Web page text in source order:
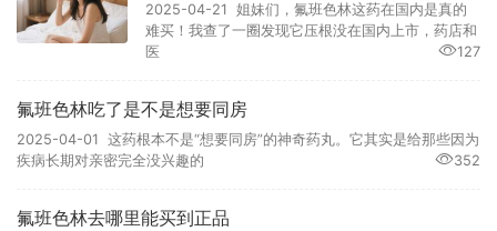
2025-04-21 姐妹们，氟班色林这药在国内是真的
难买！我查了一圈发现它压根没在国内上市，药店和
医
127
氟班色林吃了是不是想要同房
2025-04-01 这药根本不是“想要同房”的神奇药丸。它其实是给那些因为
疾病长期对亲密完全没兴趣的
352
氟班色林去哪里能买到正品